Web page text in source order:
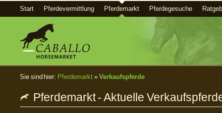
Start Pferdevermittlung Pferdemarkt Pferdegesuche
Sie sind hier: Pferdemarkt » Verkaufspferde
Pferdemarkt - Aktuelle